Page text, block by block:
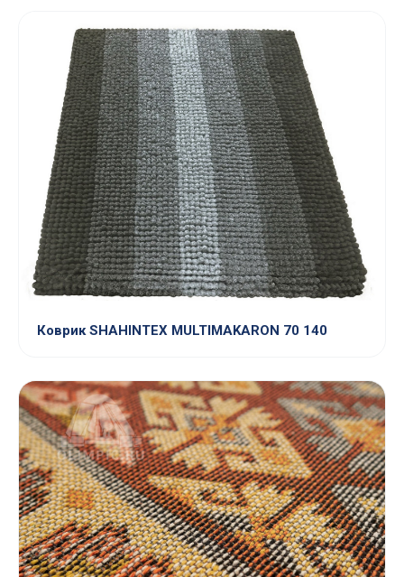
Коврик SHAHINTEX MULTIMAKARON 70 140